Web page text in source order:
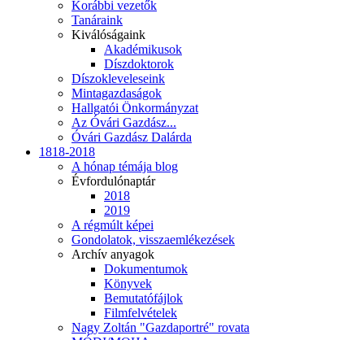
Korábbi vezetők
Tanáraink
Kiválóságaink
Akadémikusok
Díszdoktorok
Díszokleveleseink
Mintagazdaságok
Hallgatói Önkormányzat
Az Óvári Gazdász...
Óvári Gazdász Dalárda
1818-2018
A hónap témája blog
Évfordulónaptár
2018
2019
A régmúlt képei
Gondolatok, visszaemlékezések
Archív anyagok
Dokumentumok
Könyvek
Bemutatófájlok
Filmfelvételek
Nagy Zoltán "Gazdaportré" rovata